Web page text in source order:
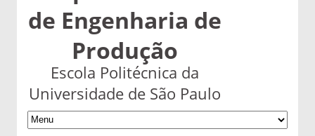
de Engenharia de
Produção
Escola Politécnica da
Universidade de São Paulo